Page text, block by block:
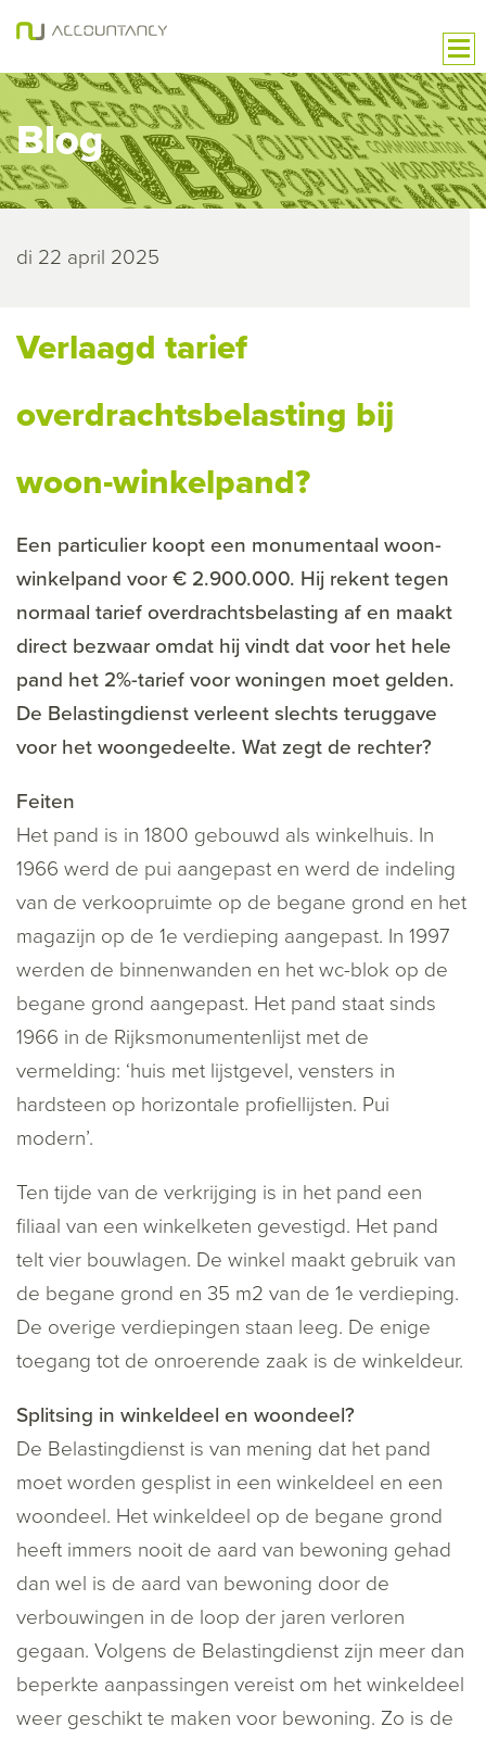
Blog
di 22 april 2025
Verlaagd tarief
overdrachtsbelasting bij
woon-winkelpand?
Een particulier koopt een monumentaal woon-
winkelpand voor € 2.900.000. Hij rekent tegen
normaal tarief overdrachtsbelasting af en maakt
direct bezwaar omdat hij vindt dat voor het hele
pand het 2%-tarief voor woningen moet gelden.
De Belastingdienst verleent slechts teruggave
voor het woongedeelte. Wat zegt de rechter?
Feiten
Het pand is in 1800 gebouwd als winkelhuis. In
1966 werd de pui aangepast en werd de indeling
van de verkoopruimte op de begane grond en het
magazijn op de 1e verdieping aangepast. In 1997
werden de binnenwanden en het wc-blok op de
begane grond aangepast. Het pand staat sinds
1966 in de Rijksmonumentenlijst met de
vermelding: ‘huis met lijstgevel, vensters in
hardsteen op horizontale profiellijsten. Pui
modern’.
Ten tijde van de verkrijging is in het pand een
filiaal van een winkelketen gevestigd. Het pand
telt vier bouwlagen. De winkel maakt gebruik van
de begane grond en 35 m2 van de 1e verdieping.
De overige verdiepingen staan leeg. De enige
toegang tot de onroerende zaak is de winkeldeur.
Splitsing in winkeldeel en woondeel?
De Belastingdienst is van mening dat het pand
moet worden gesplist in een winkeldeel en een
woondeel. Het winkeldeel op de begane grond
heeft immers nooit de aard van bewoning gehad
dan wel is de aard van bewoning door de
verbouwingen in de loop der jaren verloren
gegaan. Volgens de Belastingdienst zijn meer dan
beperkte aanpassingen vereist om het winkeldeel
weer geschikt te maken voor bewoning. Zo is de